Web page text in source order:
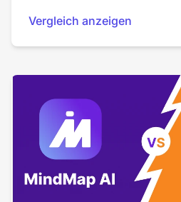
Vergleich anzeigen